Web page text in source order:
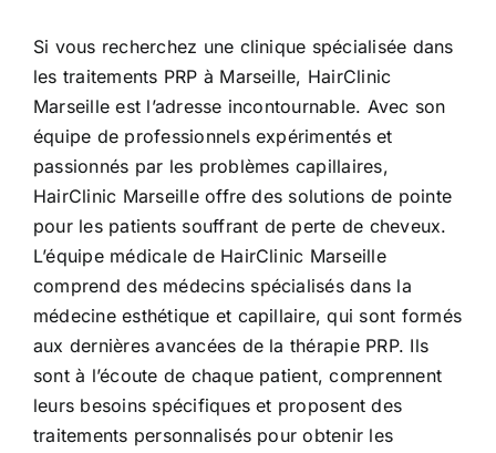
Si vous recherchez une clinique spécialisée dans
les traitements PRP à Marseille, HairClinic
Marseille est l’adresse incontournable. Avec son
équipe de professionnels expérimentés et
passionnés par les problèmes capillaires,
HairClinic Marseille offre des solutions de pointe
pour les patients souffrant de perte de cheveux.
L’équipe médicale de HairClinic Marseille
comprend des médecins spécialisés dans la
médecine esthétique et capillaire, qui sont formés
aux dernières avancées de la thérapie PRP. Ils
sont à l’écoute de chaque patient, comprennent
leurs besoins spécifiques et proposent des
traitements personnalisés pour obtenir les